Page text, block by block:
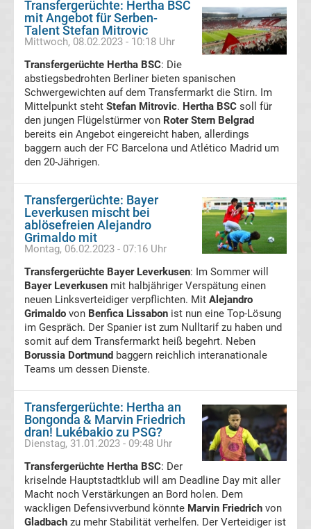
Champions
Tabelle
Champions
League
Europa
Tabelle
Europa
League
Conference
League
Erg.
Transfergerüchte: Hertha BSC
mit Angebot für Serben-
Talent Stefan Mitrovic
Mittwoch, 08.02.2023 - 10:18 Uhr
Transfergerüchte Hertha BSC: Die
abstiegsbedrohten Berliner bieten spanischen
Schwergewichten auf dem Transfermarkt die Stirn. Im
Mittelpunkt steht Stefan Mitrovic. Hertha BSC soll für
den jungen Flügelstürmer von Roter Stern Belgrad
bereits ein Angebot eingereicht haben, allerdings
baggern auch der FC Barcelona und Atlético Madrid um
den 20-Jährigen.
Transfergerüchte: Bayer
Leverkusen mischt bei
ablösefreien Alejandro
Grimaldo mit
Montag, 06.02.2023 - 07:16 Uhr
Transfergerüchte Bayer Leverkusen: Im Sommer will
Bayer Leverkusen mit halbjähriger Verspätung einen
neuen Linksverteidiger verpflichten. Mit Alejandro
Grimaldo von Benfica Lissabon ist nun eine Top-Lösung
im Gespräch. Der Spanier ist zum Nulltarif zu haben und
somit auf dem Transfermarkt heiß begehrt. Neben
Borussia Dortmund baggern reichlich interanationale
Teams um dessen Dienste.
Transfergerüchte: Hertha an
Bongonda & Marvin Friedrich
dran! Lukébakio zu PSG?
Dienstag, 31.01.2023 - 09:48 Uhr
Transfergerüchte Hertha BSC: Der
kriselnde Hauptstadtklub will am Deadline Day mit aller
Macht noch Verstärkungen an Bord holen. Dem
wackligen Defensivverbund könnte Marvin Friedrich von
Gladbach zu mehr Stabilität verhelfen. Der Verteidiger ist